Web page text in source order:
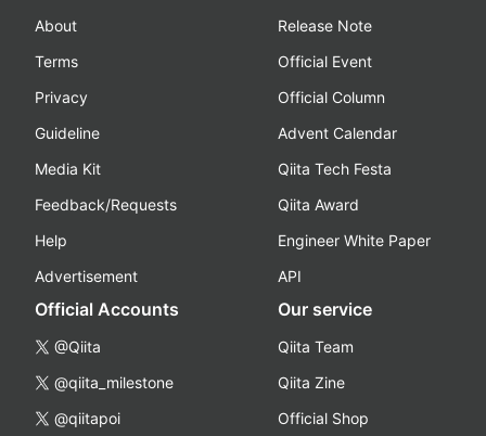
About
Terms
Privacy
Guideline
Media Kit
Feedback/Requests
Help
Advertisement
Release Note
Official Event
Official Column
Advent Calendar
Qiita Tech Festa
Qiita Award
Engineer White Paper
API
Official Accounts
@Qiita
@qiita_milestone
@qiitapoi
Our service
Qiita Team
Qiita Zine
Official Shop